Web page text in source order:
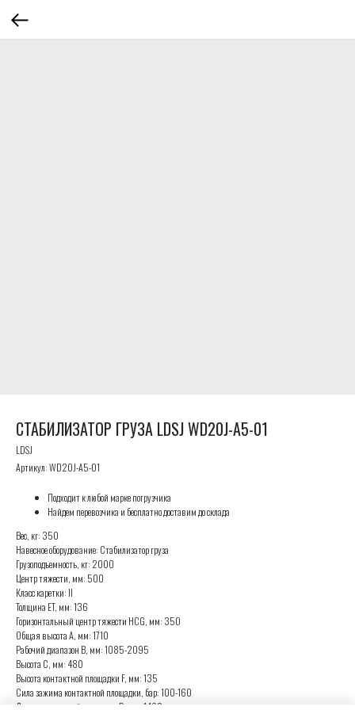
СТАБИЛИЗАТОР ГРУЗА LDSJ WD20J-A5-01
LDSJ
Артикул:WD20J-A5-01
Подходит к любой марке погрузчика
Найдем перевозчика и бесплатно доставим до склада
Вес, кг: 350
Навесное оборудование: Стабилизатор груза
Грузоподъемность, кг: 2000
Центр тяжести, мм: 500
Класс каретки: II
Толщина ET, мм: 136
Горизонтальный центр тяжести HCG, мм: 350
Общая высота A, мм: 1710
Рабочий диапазон B, мм: 1085-2095
Высота C, мм: 480
Высота контактной площадки F, мм: 135
Сила зажима контактной площадки, бар: 100-160
Длина контактной площадки D, мм: 1400